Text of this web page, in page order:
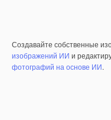
Создавайте собственные
изображений ИИ и
фотографий на основе ИИ.